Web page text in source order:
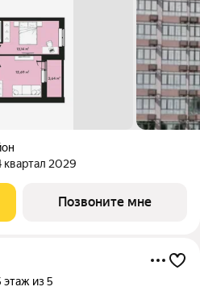
квартал 2029
Позвоните мне
этаж из 5